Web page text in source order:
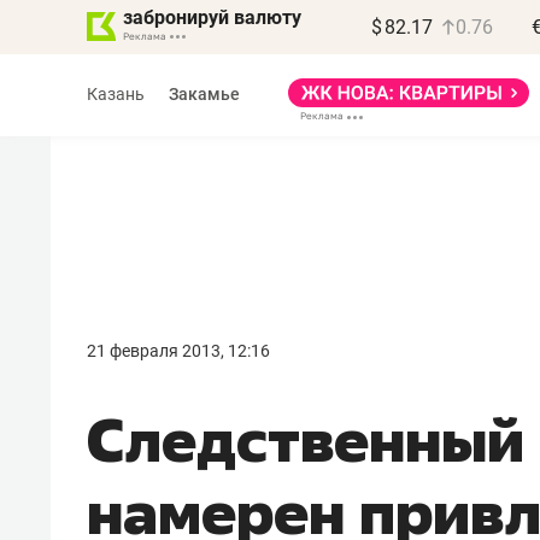
забронируй валюту $ 82.17 0.76
Казань Закамье
21 февраля 2013, 12:16
намерен